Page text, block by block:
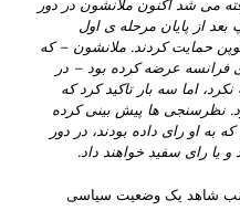
می شد اکنون ملانشون در دور
بعد از پایان مرحله ی اول
لوپن حمایت کردند. ملانشون – که
فرانسه عرضه کرده بود – در
اما سه بار تاکید کرد که
نظرسنجی ها پیش بینی کرده
به او رای داده بودند، در دور
و یا رای سفید خواهند داد.
شاهد یک وضعیت سیاسی